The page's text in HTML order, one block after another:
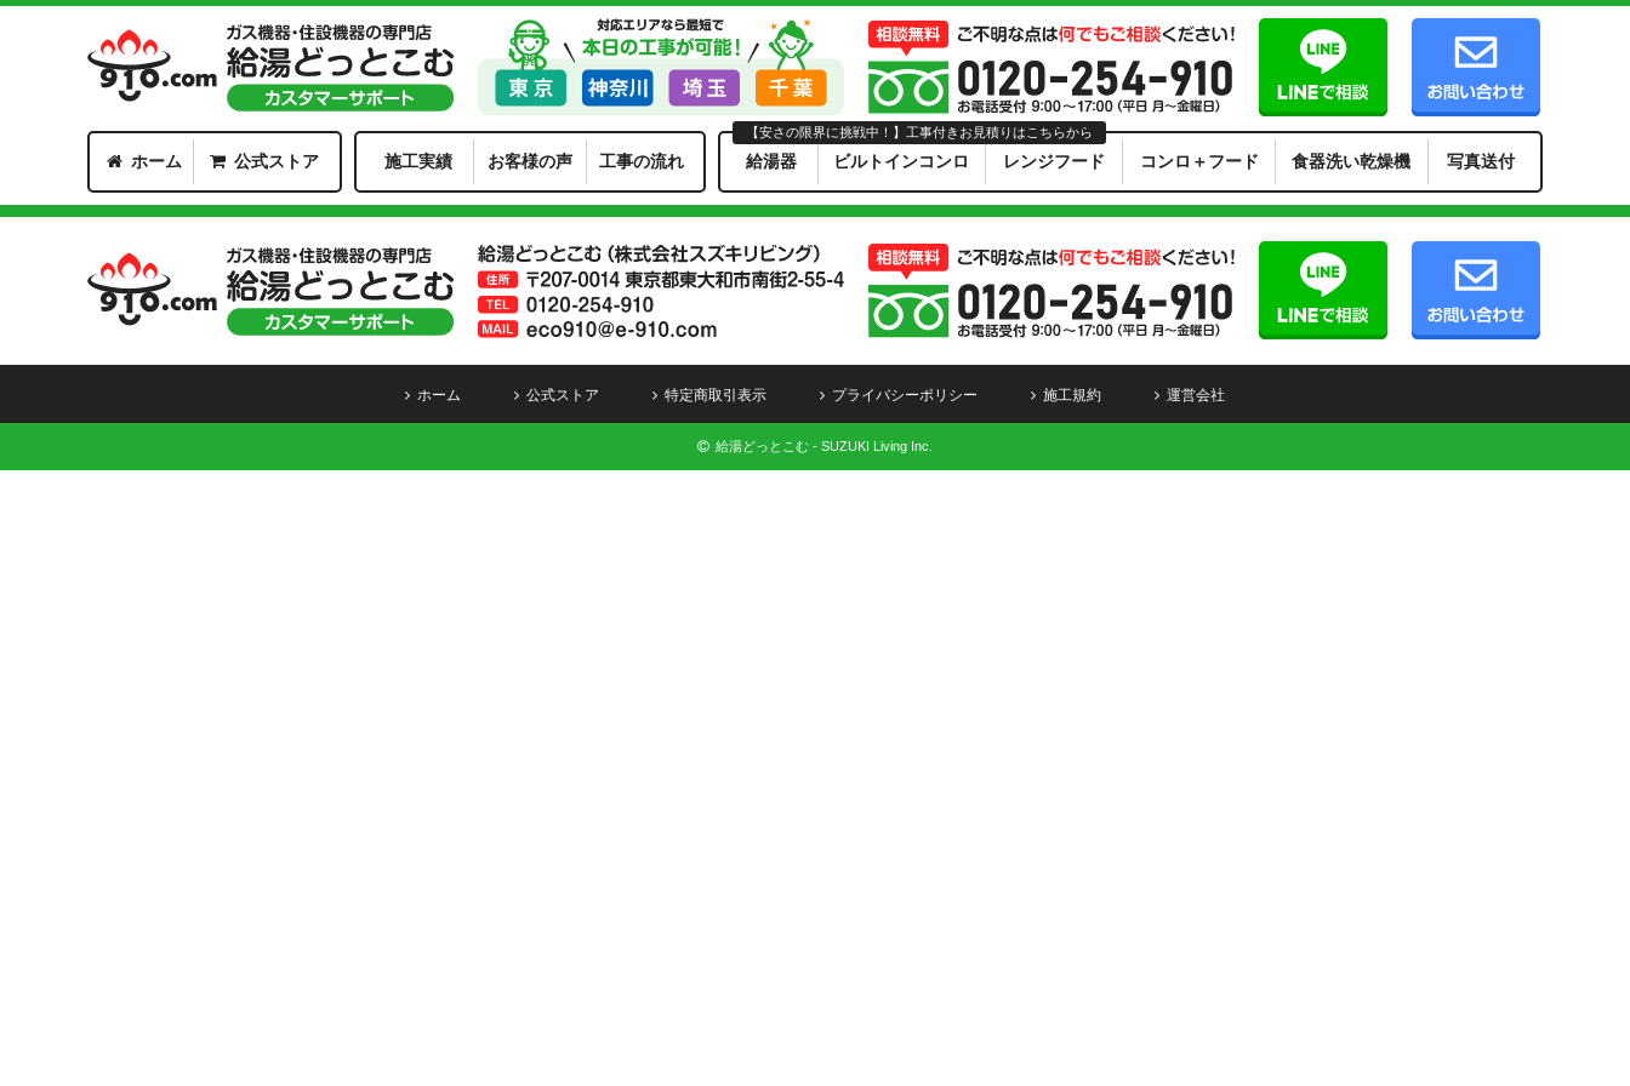
ホーム 公式ストア 施工実績 お客様の声 工事の流れ 給湯器 ビルトインコンロ レンジフード コンロ＋フード 食器洗い乾燥機 写真送付
【安さの限界に挑戦中！】工事付きお見積りはこちらから
ホーム 公式ストア 特定商取引表示 プライバシーポリシー 施工規約 運営会社
給湯どっとこむ - SUZUKI Living Inc.